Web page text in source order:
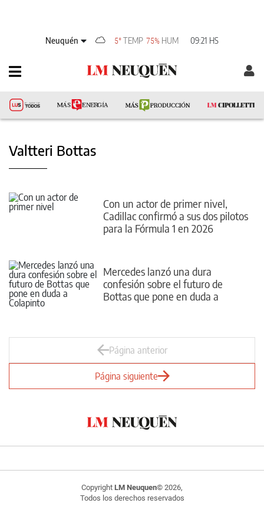
Neuquén 5° TEMP 75% HUM 09:21 HS
Valtteri Bottas
Con un actor de primer nivel,
Cadillac confirmó a sus dos pilotos
para la Fórmula 1 en 2026
Mercedes lanzó una dura
confesión sobre el futuro de
Bottas que pone en duda a
Página anterior
Página siguiente
Copyright LM Neuquen© 2026,
Todos los derechos reservados